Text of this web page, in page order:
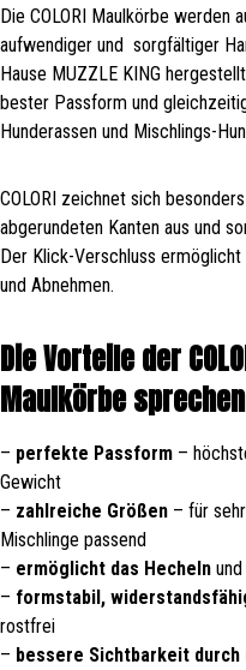
Die COLORI Maulkörbe werden
aufwendiger und sorgfältiger
Hause MUZZLE KING
bester Passform und
Hunderassen und Mischlings-
COLORI zeichnet sich
abgerundeten Kanten aus und
Der Klick-Verschluss
und Abnehmen.
Die Vorteile der
Maulkörbe
– perfekte Passform –
Gewicht
– zahlreiche Größen – für
Mischlinge passend
– ermöglicht das Hecheln
– formstabil,
rostfrei
– bessere Sichtbarkeit